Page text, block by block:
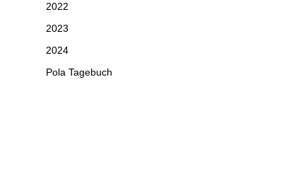
2022
2023
2024
Pola Tagebuch